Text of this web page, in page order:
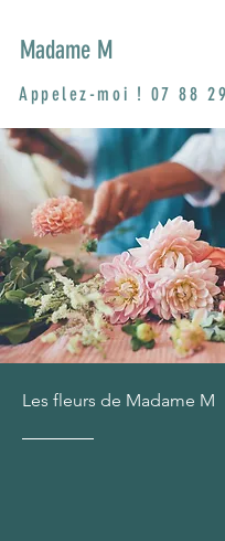
Madame M
Appelez-moi ! 07 88
Les fleurs de Madame M